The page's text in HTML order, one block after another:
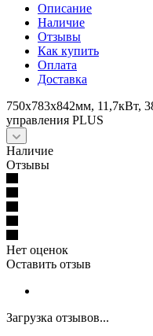
Описание
Наличие
Отзывы
Как купить
Оплата
Доставка
750x783x842мм, 11,7кВт,
управления PLUS
Наличие
Отзывы
Нет оценок
Оставить отзыв
Загрузка отзывов...